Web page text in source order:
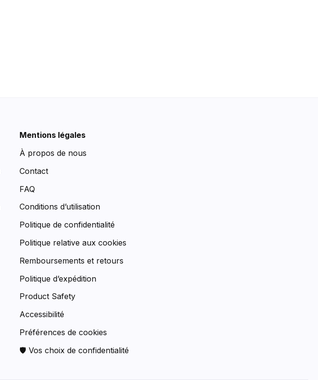
Mentions légales
À propos de nous
Contact
FAQ
Conditions d’utilisation
Politique de confidentialité
Politique relative aux cookies
Remboursements et retours
Politique d’expédition
Product Safety
Accessibilité
Préférences de cookies
🛡 Vos choix de confidentialité